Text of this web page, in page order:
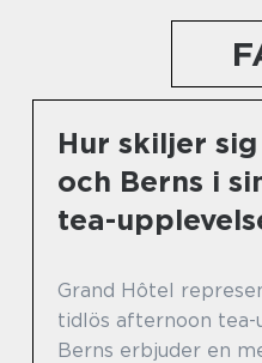
Hur skiljer
och Berns i
tea-
Grand Hôtel
tidlös afternoon tea-
Berns erbjuder en